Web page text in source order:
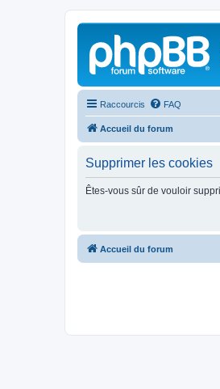
Raccourcis FAQ
Accueil du forum
Supprimer les cookies
Êtes-vous sûr de vouloir
Accueil du forum